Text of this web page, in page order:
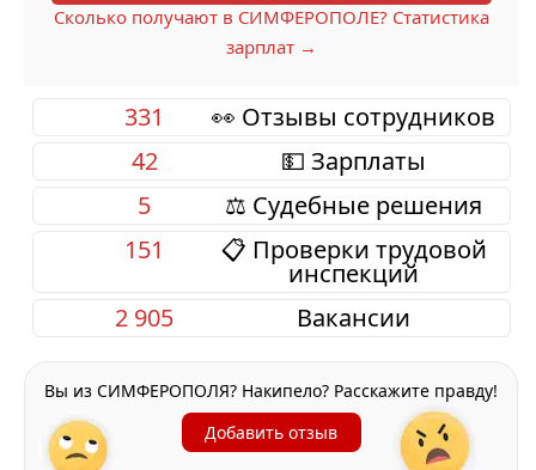
Сколько получают в СИМФЕРОПОЛЕ? Статистика
зарплат →
👀 Отзывы сотрудников
331
💵 Зарплаты
42
⚖️ Судебные решения
5
📋 Проверки трудовой
инспекций
151
Вакансии
2 905
Вы из СИМФЕРОПОЛЯ? Накипело? Расскажите правду!
Добавить отзыв